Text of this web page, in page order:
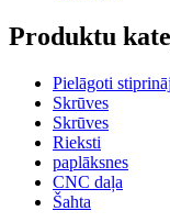
Produktu
Pielāgoti
Skrūves
Skrūves
Rieksti
paplāksnes
CNC daļa
Šahta